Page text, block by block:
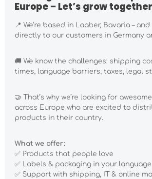
Europe – Let’s grow
📍 We’re based in Laaber, Bavaria –
directly to our customers in Germany
🚚 We know the challenges: shipping
times, language barriers, taxes, legal
🤝 That’s why we’re looking for
across Europe who are excited to
products in their country.
What we offer:
✅ Products that people love
✅ Labels & packaging in your language
✅ Support with shipping, IT & online